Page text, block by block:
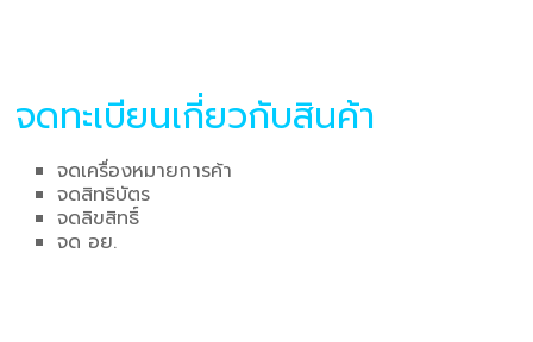
จดทะเบียนเกี่ยวกับสินค้า
จดเครื่องหมายการค้า
จดสิทธิบัตร
จดลิขสิทธิ์
จด อย.